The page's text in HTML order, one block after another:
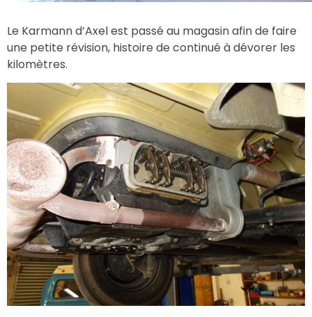
Le Karmann d’Axel est passé au magasin afin de faire
une petite révision, histoire de continué à dévorer les
kilomètres.